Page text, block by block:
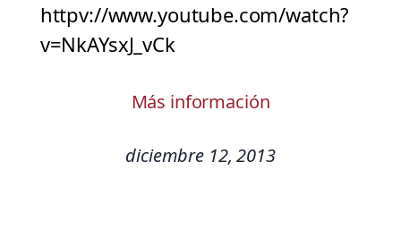
httpv://www.youtube.com/watch?
v=NkAYsxJ_vCk
Más información
diciembre 12, 2013